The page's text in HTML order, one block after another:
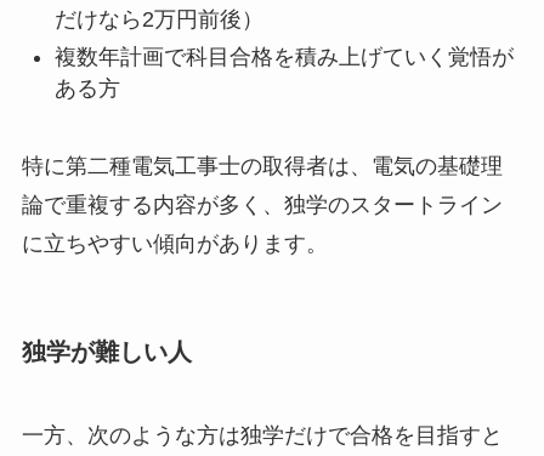
だけなら2万円前後）
複数年計画で科目合格を積み上げていく覚悟が
ある方
特に第二種電気工事士の取得者は、電気の基礎理
論で重複する内容が多く、独学のスタートライン
に立ちやすい傾向があります。
独学が難しい人
一方、次のような方は独学だけで合格を目指すと